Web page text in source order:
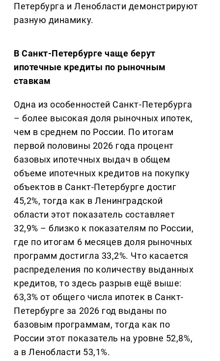
Петербурга и Ленобласти демонстрируют
разную динамику.
В Санкт-Петербурге чаще берут
ипотечные кредиты по рыночным
ставкам
Одна из особенностей Санкт-Петербурга
– более высокая доля рыночных ипотек,
чем в среднем по России. По итогам
первой половины 2026 года процент
базовых ипотечных выдач в общем
объеме ипотечных кредитов на покупку
объектов в Санкт-Петербурге достиг
45,2%, тогда как в Ленинградской
области этот показатель составляет
32,9% – близко к показателям по России,
где по итогам 6 месяцев доля рыночных
программ достигла 33,2%. Что касается
распределения по количеству выданных
кредитов, то здесь разрыв ещё выше:
63,3% от общего числа ипотек в Санкт-
Петербурге за 2026 год выданы по
базовым программам, тогда как по
России этот показатель на уровне 52,8%,
а в Ленобласти 53,1%.